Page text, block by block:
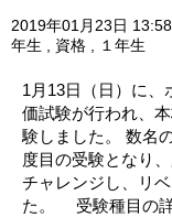
2019年01月23日 13:58
年生
資格 １年生
1月13日（日）に
価試験が行われ、
験しました。 数名
度目の受験となり
チャレンジし、リ
た。 受験種目の詳